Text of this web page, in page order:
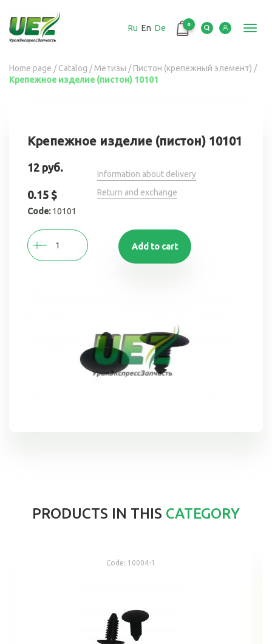
основному
содержанию
Ru En De 0
Вы
здесь
Home page / Catalog / Метизы / Пистон (крепежный элемент) /
Крепежное изделие (пистон) 10101
Крепежное изделие (пистон) 10101
12 руб.
0.15 $
Code:10101
Information about delivery
Return and exchange
Add to cart
PRODUCTS IN THIS CATEGORY
Code: 10004-1